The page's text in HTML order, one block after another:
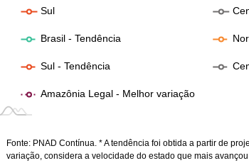
Sul
Brasil - Tendência
Sul - Tendência
Amazônia Legal - Melhor variação
Fonte: PNAD Contínua. * A tendência foi obtida a partir de
variação, considera a velocidade do estado que mais